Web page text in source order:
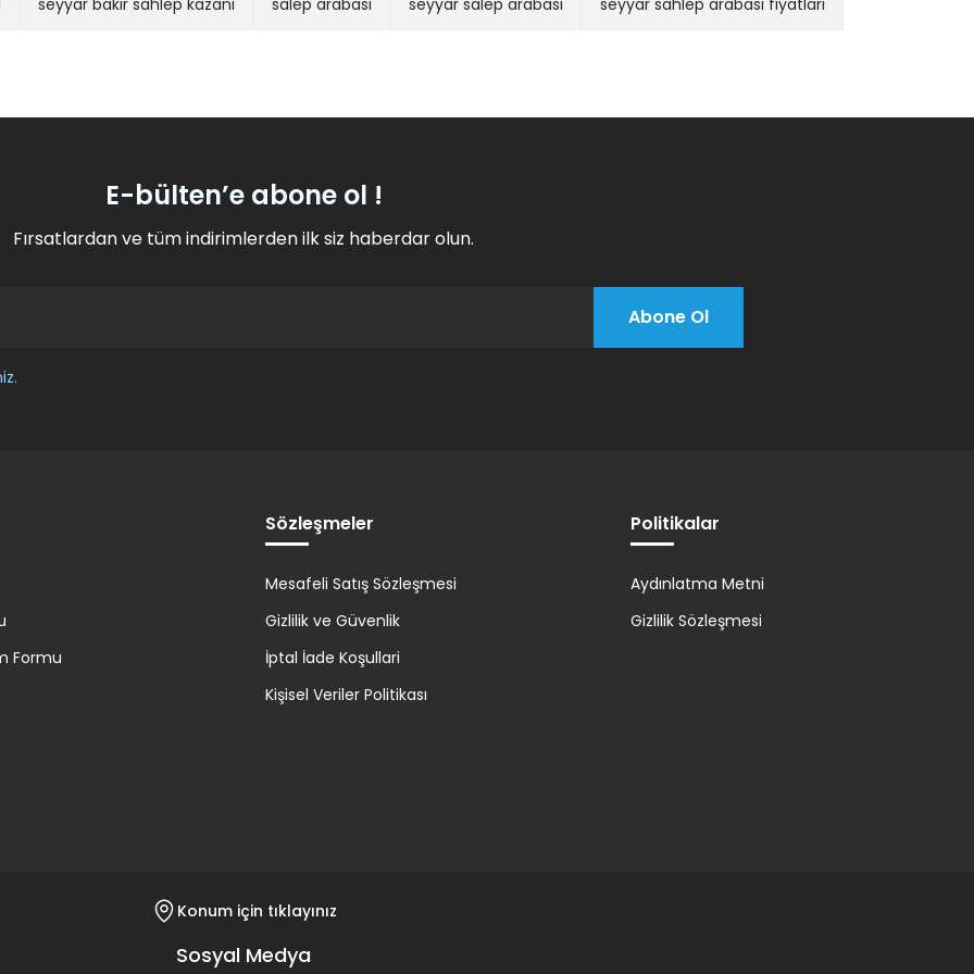
Sepete Ekle
%20İNDİRİM
37.000,00 TL
29.000,00 TL
Sepete Ekle
seyyar bakır sahlep kazanı salep arabası seyyar salep arabası seyyar sahlep arabası fiyatları
E-bülten’e abone ol !
Fırsatlardan ve tüm indirimlerden ilk siz haberdar olun.
Abone Ol
Formu
Sözleşmeler
Mesafeli Satış Sözleşmesi
Gizlilik ve Güvenlik
İptal İade Koşullari
Kişisel Veriler Politikası
Politikalar
Aydınlatma Metni
Gizlilik Sözleşmesi
Konum için tıklayınız
Sosyal Medya